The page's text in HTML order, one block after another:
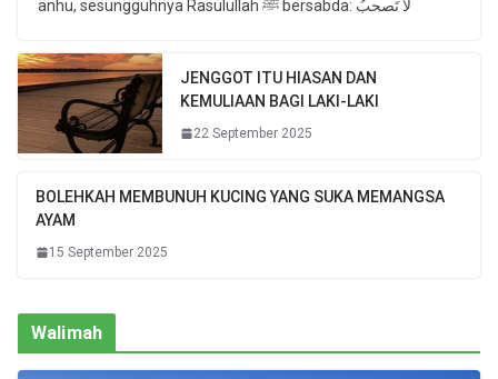
anhu, sesungguhnya Rasulullah ﷺ bersabda: لا تَصحبُ
JENGGOT ITU HIASAN DAN
KEMULIAAN BAGI LAKI-LAKI
22 September 2025
BOLEHKAH MEMBUNUH KUCING YANG SUKA MEMANGSA
AYAM
15 September 2025
Walimah